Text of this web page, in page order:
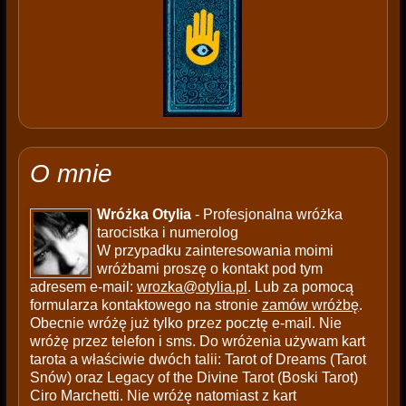
O mnie
Wróżka Otylia- Profesjonalna wróżka
tarocistka i numerolog
W przypadku zainteresowania moimi
wróżbami proszę o kontakt pod tym
adresem e-mail: wrozka@otylia.pl . Lub za pomocą
formularza kontaktowego na stronie zamów wróżbę.
Obecnie wróżę już tylko przez pocztę e-mail. Nie
wróżę przez telefon i sms. Do wróżenia używam kart
tarota a właściwie dwóch talii: Tarot of Dreams (Tarot
Snów) oraz Legacy of the Divine Tarot (Boski Tarot)
Ciro Marchetti. Nie wróżę natomiast z kart